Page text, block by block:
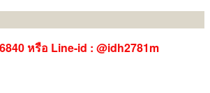
หรือ Line-id : @idh2781m